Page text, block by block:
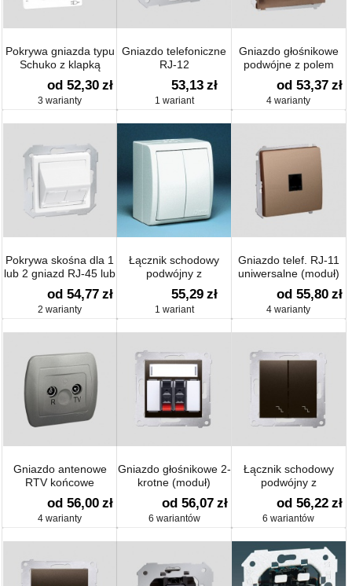
Pokrywa gniazda typu
Schuko z klapką
od 52,30 zł
3 warianty
Gniazdo telefoniczne
RJ-12
53,13 zł
1 wariant
Gniazdo głośnikowe
podwójne z polem
opisowym (moduł)
od 53,37 zł
4 warianty
Pokrywa skośna dla 1
lub 2 gniazd RJ-45 lub
RJ-11/12
od 54,77 zł
2 warianty
Łącznik schodowy
podwójny z
podświetleniem
55,29 zł
1 wariant
Gniazdo telef. RJ-11
uniwersalne (moduł)
od 55,80 zł
4 warianty
Gniazdo antenowe
RTV końcowe
od 56,00 zł
4 warianty
Gniazdo głośnikowe 2-
krotne (moduł)
od 56,07 zł
6 wariantów
Łącznik schodowy
podwójny z
podświetleniem
(moduł) 10 AX
od 56,22 zł
6 wariantów